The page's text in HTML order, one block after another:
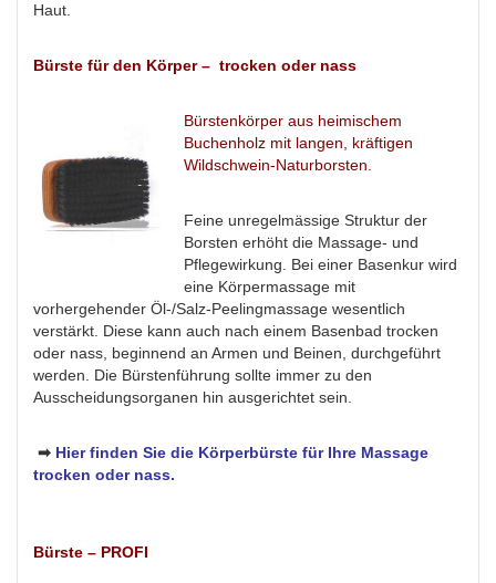
Haut.
Bürste für den Körper – trocken oder nass
Bürstenkörper aus heimischem
Buchenholz mit langen, kräftigen
Wildschwein-Naturborsten.
Feine unregelmässige Struktur der
Borsten erhöht die Massage- und
Pflegewirkung. Bei einer Basenkur wird
eine Körpermassage mit
vorhergehender Öl-/Salz-Peelingmassage wesentlich
verstärkt. Diese kann auch nach einem Basenbad trocken
oder nass, beginnend an Armen und Beinen, durchgeführt
werden. Die Bürstenführung sollte immer zu den
Ausscheidungsorganen hin ausgerichtet sein.
➡ Hier finden Sie die Körperbürste für Ihre Massage
trocken oder nass.
Bürste – PROFI